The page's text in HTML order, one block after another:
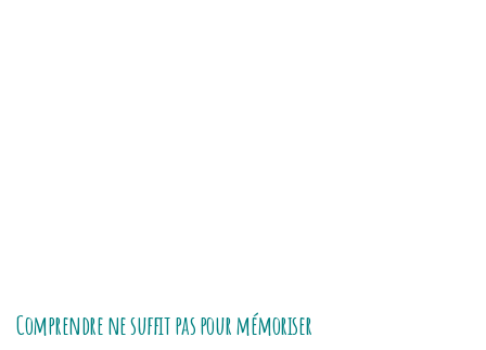
Comprendre ne suffit pas pour mémoriser